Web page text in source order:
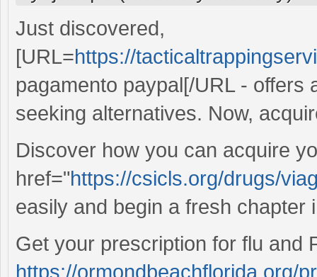
Just discovered,
[URL=https://
pagamento paypal[/URL - offers
seeking alternatives. Now,
Discover how you can acquire
href="https://csicls.org/drugs/
easily and begin a fresh chapter
Get your prescription for flu and
https://ormondbeachflorida.org/